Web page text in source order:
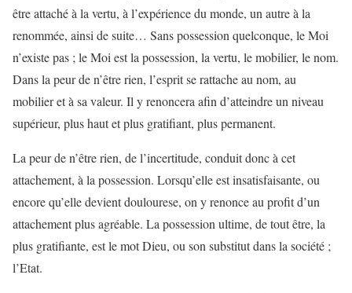
être attaché à la vertu, à l’expérience du monde, un autre à la
renommée, ainsi de suite… Sans possession quelconque, le Moi
n’existe pas ; le Moi est la possession, la vertu, le mobilier, le nom.
Dans la peur de n’être rien, l’esprit se rattache au nom, au
mobilier et à sa valeur. Il y renoncera afin d’atteindre un niveau
supérieur, plus haut et plus gratifiant, plus permanent.
La peur de n’être rien, de l’incertitude, conduit donc à cet
attachement, à la possession. Lorsqu’elle est insatisfaisante, ou
encore qu’elle devient doulourese, on y renonce au profit d’un
attachement plus agréable. La possession ultime, de tout être, la
plus gratifiante, est le mot Dieu, ou son substitut dans la société ;
l’Etat.